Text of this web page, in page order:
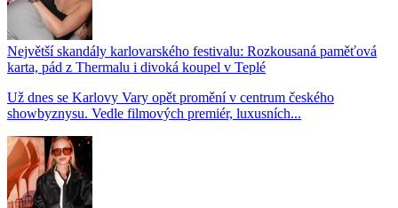
Největší skandály karlovarského festivalu: Rozkousaná paměťová
karta, pád z Thermalu i divoká koupel v Teplé
Už dnes se Karlovy Vary opět promění v centrum českého
showbyznysu. Vedle filmových premiér, luxusních...